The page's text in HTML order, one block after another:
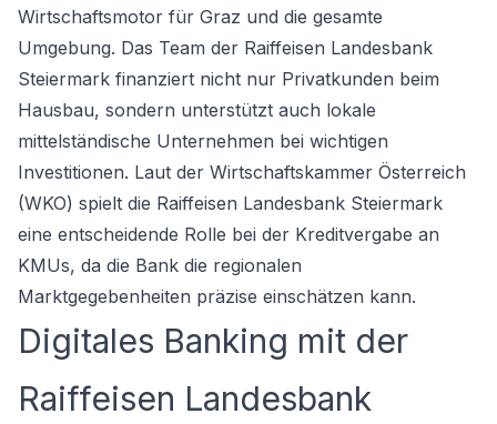
Wirtschaftsmotor für Graz und die gesamte
Umgebung. Das Team der Raiffeisen Landesbank
Steiermark finanziert nicht nur Privatkunden beim
Hausbau, sondern unterstützt auch lokale
mittelständische Unternehmen bei wichtigen
Investitionen. Laut der Wirtschaftskammer Österreich
(WKO) spielt die Raiffeisen Landesbank Steiermark
eine entscheidende Rolle bei der Kreditvergabe an
KMUs, da die Bank die regionalen
Marktgegebenheiten präzise einschätzen kann.
Digitales Banking mit der
Raiffeisen Landesbank